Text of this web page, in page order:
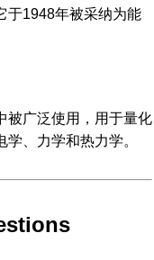
于1948年被采纳为能
被广泛使用，用于量化
、力学和热力学。